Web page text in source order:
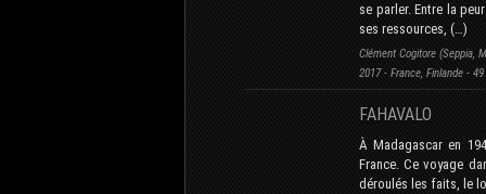
se parler. Entre la
ses ressources, (…)
Clément Cogitore (Seppia,
2017 - France, Finlande -
FAHAVALO
À Madagascar en
France. Ce voyage
déroulés les faits, le